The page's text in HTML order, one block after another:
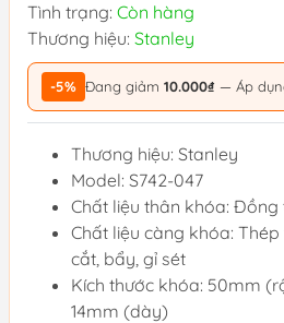
Tình trạng: Còn hàng
Thương hiệu: Stanley
-5% Đang giảm 10.000₫ — Áp
Thương hiệu: Stanley
Model: S742-047
Chất liệu thân khóa: Đồng
Chất liệu càng khóa:
cắt, bẩy, gỉ sét
Kích thước khóa: 50mm
14mm (dày)